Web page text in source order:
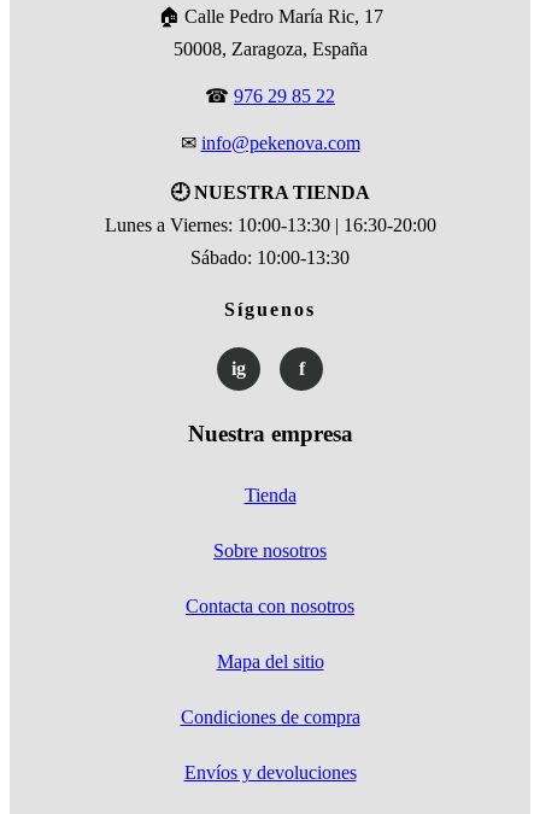
🏠 Calle Pedro María Ric, 17
50008, Zaragoza, España
☎ 976 29 85 22
✉ info@pekenova.com
🕘 NUESTRA TIENDA
Lunes a Viernes: 10:00-13:30 | 16:30-20:00
Sábado: 10:00-13:30
Síguenos
ig f
Nuestra empresa
Tienda
Sobre nosotros
Contacta con nosotros
Mapa del sitio
Condiciones de compra
Envíos y devoluciones